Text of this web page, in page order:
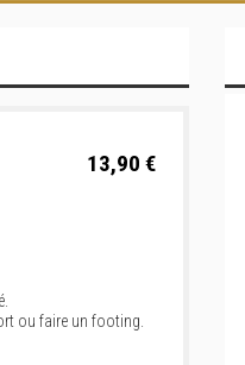
13,90 €
ou faire un footing.